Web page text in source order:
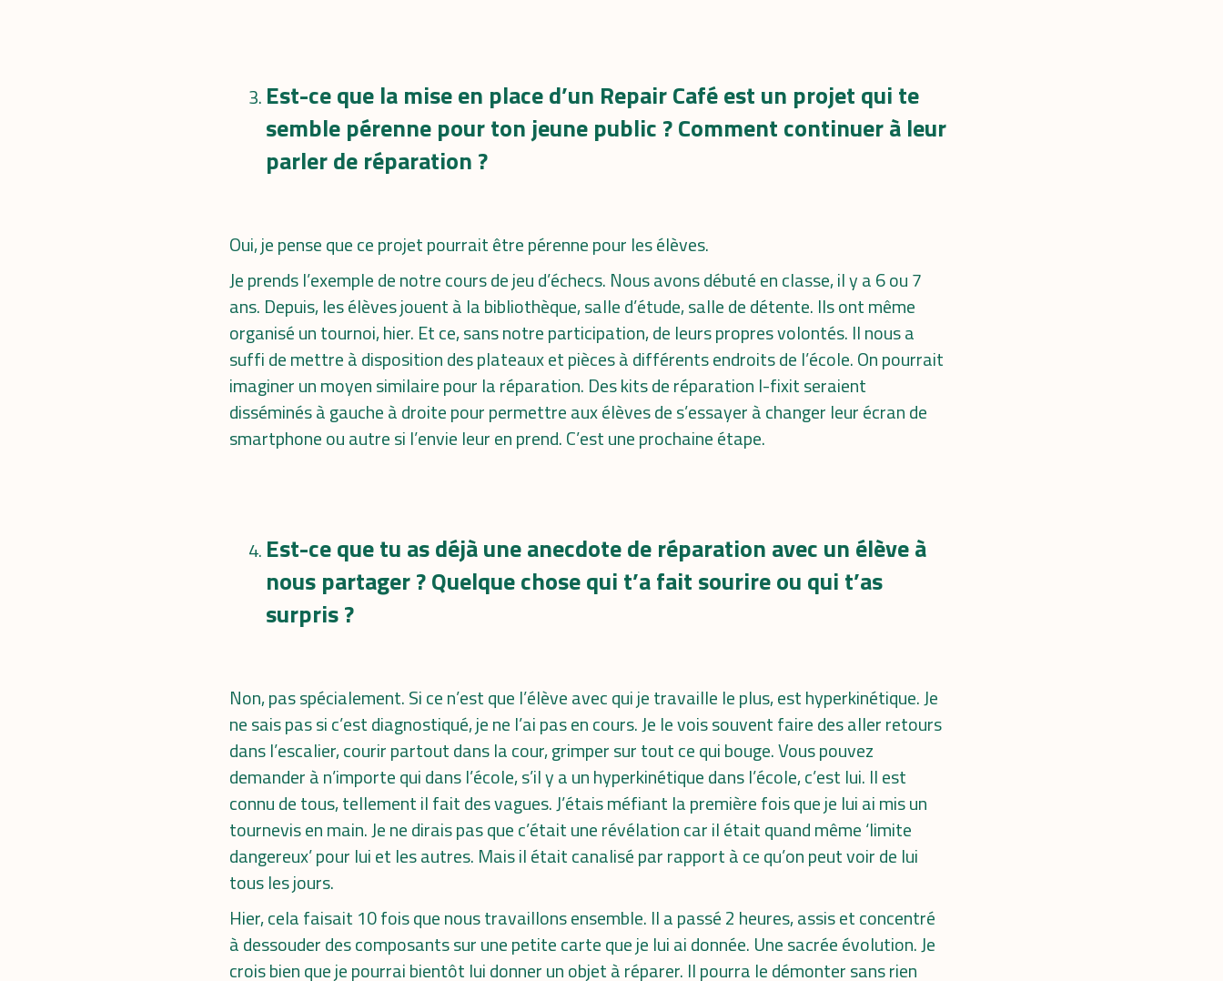
Est-ce que la mise en place d’un Repair Café est un projet qui te
semble pérenne pour ton jeune public ? Comment continuer à leur
parler de réparation ?
Oui, je pense que ce projet pourrait être pérenne pour les élèves.
Je prends l’exemple de notre cours de jeu d’échecs. Nous avons débuté en classe, il y a 6 ou 7
ans. Depuis, les élèves jouent à la bibliothèque, salle d’étude, salle de détente. Ils ont même
organisé un tournoi, hier. Et ce, sans notre participation, de leurs propres volontés. Il nous a
suffi de mettre à disposition des plateaux et pièces à différents endroits de l’école. On pourrait
imaginer un moyen similaire pour la réparation. Des kits de réparation I-fixit seraient
disséminés à gauche à droite pour permettre aux élèves de s’essayer à changer leur écran de
smartphone ou autre si l’envie leur en prend. C’est une prochaine étape.
Est-ce que tu as déjà une anecdote de réparation avec un élève à
nous partager ? Quelque chose qui t’a fait sourire ou qui t’as
surpris ?
Non, pas spécialement. Si ce n’est que l’élève avec qui je travaille le plus, est hyperkinétique. Je
ne sais pas si c’est diagnostiqué, je ne l’ai pas en cours. Je le vois souvent faire des aller retours
dans l’escalier, courir partout dans la cour, grimper sur tout ce qui bouge. Vous pouvez
demander à n’importe qui dans l’école, s’il y a un hyperkinétique dans l’école, c’est lui. Il est
connu de tous, tellement il fait des vagues. J’étais méfiant la première fois que je lui ai mis un
tournevis en main. Je ne dirais pas que c’était une révélation car il était quand même ‘limite
dangereux’ pour lui et les autres. Mais il était canalisé par rapport à ce qu’on peut voir de lui
tous les jours.
Hier, cela faisait 10 fois que nous travaillons ensemble. Il a passé 2 heures, assis et concentré
à dessouder des composants sur une petite carte que je lui ai donnée. Une sacrée évolution. Je
crois bien que je pourrai bientôt lui donner un objet à réparer. Il pourra le démonter sans rien